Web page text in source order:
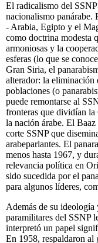
El radicalismo del
nacionalismo panárabe.
- Arabia, Egipto y el
como doctrina modesta
armoniosas y la
esferas (lo que se
Gran Siria, el
alterador: la eliminación
poblaciones (o
puede remontarse al
fronteras que dividían la
la nación árabe. El
corte SSNP que
arabeparlantes. El
menos hasta 1967, y
relevancia política en
sido sucedida por el
para algunos líderes,
Además de su ideología
paramilitares del SSNP
interpretó un papel
En 1958, respaldaron al